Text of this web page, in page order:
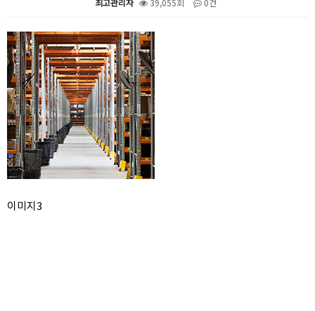
본문
이미지3